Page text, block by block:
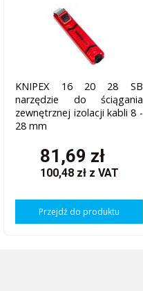
KNIPEX 16 20 28 SB
narzędzie do ściągania
zewnętrznej izolacji kabli 8 -
28 mm
81,69 zł
100,48 zł z VAT
Przejdź do produktu